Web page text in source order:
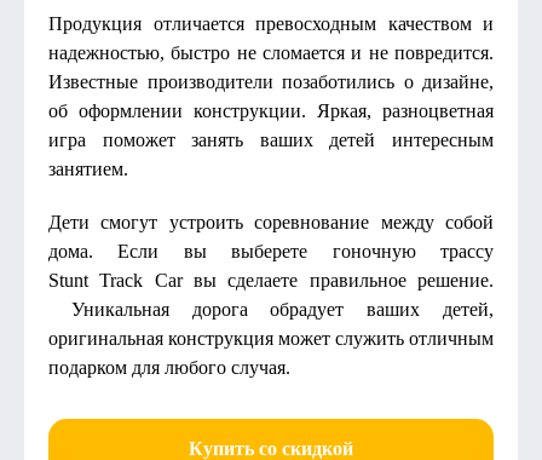
Продукция отличается превосходным качеством и
надежностью, быстро не сломается и не повредится.
Известные производители позаботились о дизайне,
об оформлении конструкции. Яркая, разноцветная
игра поможет занять ваших детей интересным
занятием.
Дети смогут устроить соревнование между собой
дома. Если вы выберете гоночную трассу
Stunt Track Car вы сделаете правильное решение.
Уникальная дорога обрадует ваших детей,
оригинальная конструкция может служить отличным
подарком для любого случая.
Купить со скидкой